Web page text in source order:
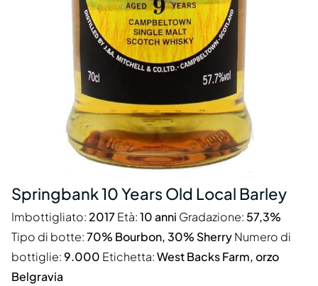
Springbank 10 Years Old Local Barley
Imbottigliato: 2017Età:10 anni Gradazione: 57,3%
Tipo di botte:70% Bourbon, 30% SherryNumero di
bottiglie:9.000 Etichetta:West Backs Farm, orzo
Belgravia